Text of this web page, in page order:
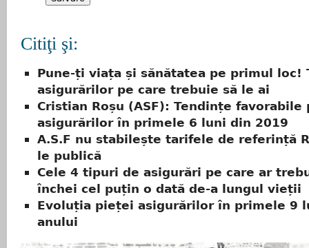
Citiţi şi:
Pune-ți viața și sănătatea pe primul loc!
asigurărilor pe care trebuie să le ai
Cristian Roșu (ASF): Tendințe favorabile
asigurărilor în primele 6 luni din 2019
A.S.F nu stabilește tarifele de referință
le publică
Cele 4 tipuri de asigurări pe care ar
închei cel puțin o dată de-a lungul vieții
Evoluția pieței asigurărilor în primele 9
anului